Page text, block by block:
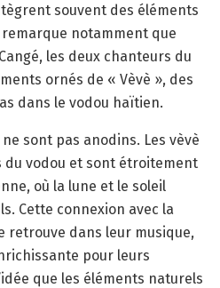
souvent des éléments
notamment que
les deux chanteurs du
ornés de « Vèvè », des
dans le vodou haïtien.
sont pas anodins. Les vèvè
vodou et sont étroitement
où la lune et le soleil
Cette connexion avec la
retrouve dans leur musique,
pour leurs
que les éléments naturels